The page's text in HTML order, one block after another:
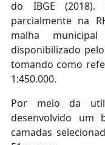
do IBGE (2018).
parcialmente na
malha
disponibilizado
tomando como
1:450.000.
Por meio da
desenvolvido um
camadas